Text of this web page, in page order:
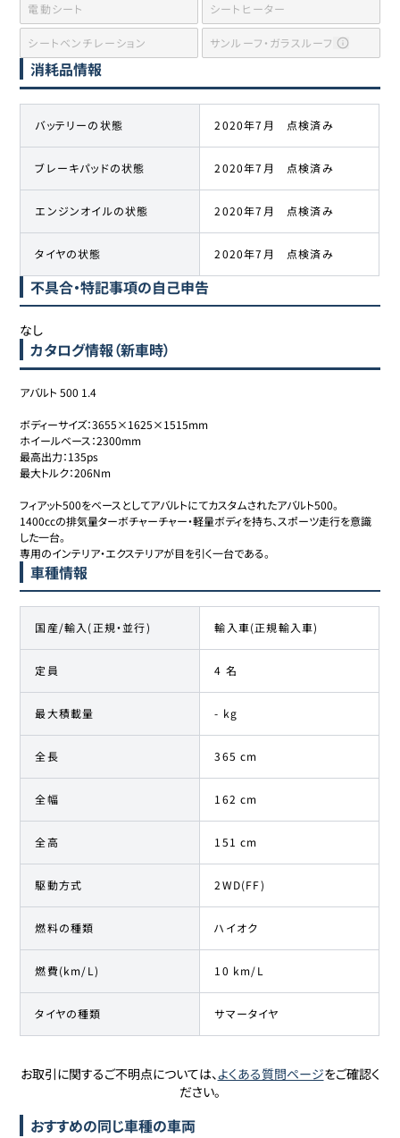
電動シート シートヒーター
シートベンチレーション サンルーフ・ガラスルーフ
消耗品情報
バッテリーの状態 2020年7月 点検済み
ブレーキパッドの状態 2020年7月 点検済み
エンジンオイルの状態 2020年7月 点検済み
タイヤの状態 2020年7月 点検済み
不具合・特記事項の自己申告
なし
カタログ情報（新車時）
アバルト 500 1.4
ボディーサイズ：3655×1625×1515mm
ホイールベース：2300mm
最高出力：135ps
最大トルク：206Nm
フィアット500をベースとしてアバルトにてカスタムされたアバルト500。
1400ccの排気量ターボチャーチャー・軽量ボディを持ち、スポーツ走行を意識
した一台。
専用のインテリア・エクステリアが目を引く一台である。
車種情報
国産/輸入(正規・並行) 輸入車(正規輸入車)
定員 4 名
最大積載量 - kg
全長 365 cm
全幅 162 cm
全高 151 cm
駆動方式 2WD(FF)
燃料の種類 ハイオク
燃費(km/L) 10 km/L
タイヤの種類 サマータイヤ
お取引に関するご不明点については、よくある質問ページをご確認く
ださい。
おすすめの同じ車種の車両